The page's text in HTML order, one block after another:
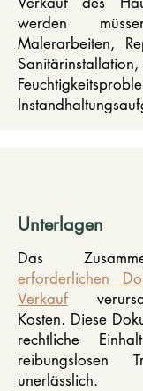
werden
Malerarbeiten,
Unterlagen
Das
erforderlichen
Verkauf
Kosten. Diese
rechtliche
reibungslosen
unerlässlich.